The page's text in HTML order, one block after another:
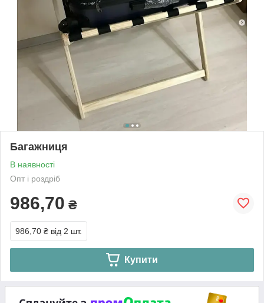
Багажниця
В наявності
Опт і роздріб
986,70 ₴
986,70 ₴ від 2 шт.
Купити